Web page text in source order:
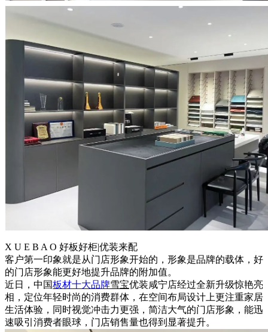
X U E B A O 好板好柜|优装来配
客户第一印象就是从门店形象开始的，形象是品牌的载体，好
的门店形象能更好地提升品牌的附加值。
近日，中国板材十大品牌雪宝优装咸宁店经过全新升级惊艳亮
相，定位年轻时尚的消费群体，在空间布局设计上更注重家居
生活体验，同时视觉冲击力更强，简洁大气的门店形象，能迅
速吸引消费者眼球，门店销售量也得到显著提升。